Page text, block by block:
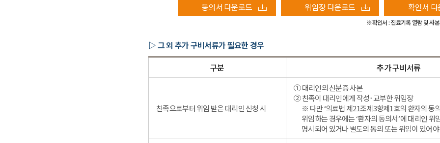
동의서 다운로드 위임장 다운로드 확인서
※확인서 : 진료기록 열람 및 사
▷ 그 외 추가 구비서류가 필요한 경우
구분
추가 구비서류
친족으로부터 위임 받은 대리인 신청 시
① 대리인의 신분증 사본
② 친족이 대리인에게 작성･교부한 위임장
※ 다만 ‘의료법 제21조제3항제1호의 환자의 동
위임하는 경우에는 ‘환자의 동의서’에 대리인 위
명시되어 있거나 별도의 동의 또는 위임이 있어야